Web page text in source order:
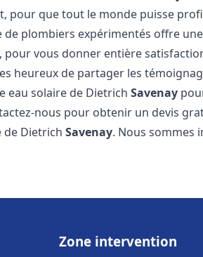
pour que tout le monde puisse
de plombiers expérimentés offre
pour vous donner entière
heureux de partager les
eau solaire de DietrichSavenay
nous pour obtenir un devis
de DietrichSavenay. Nous sommes
Zone intervention